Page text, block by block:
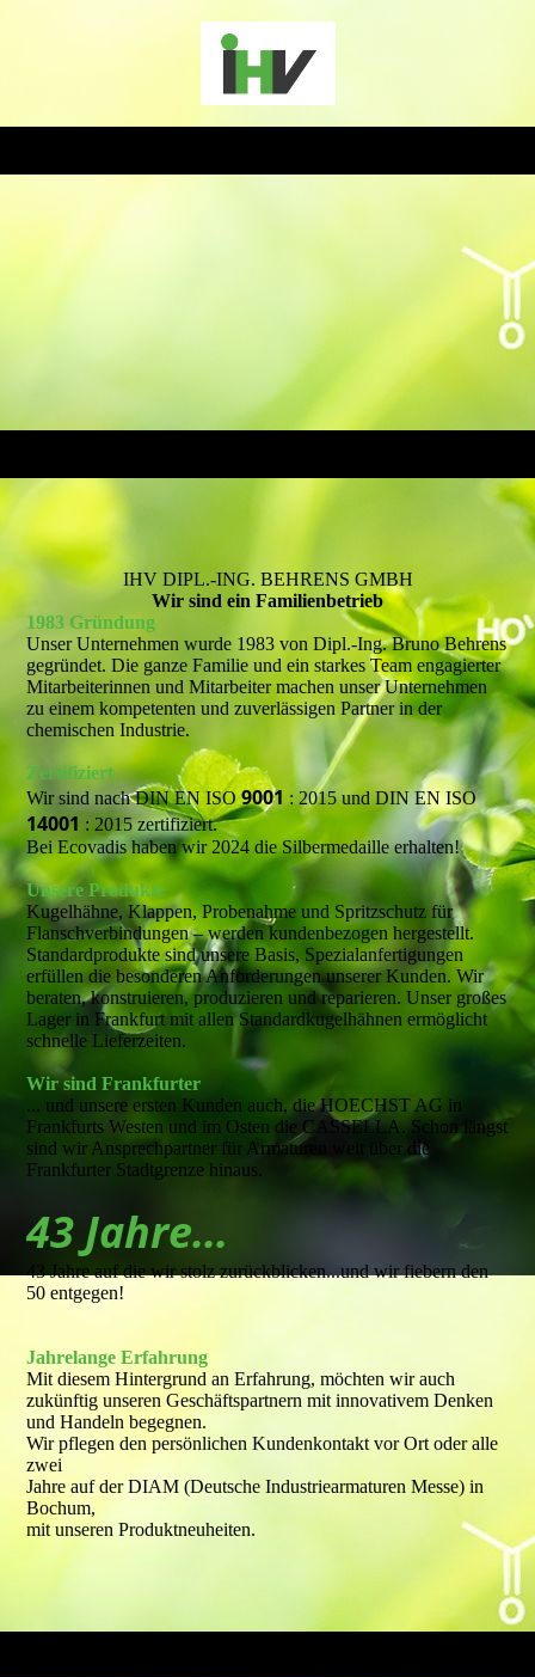
IHV DIPL.-ING. BEHRENS GMBH
Wir sind ein Familienbetrieb
1983 Gründung
Unser Unternehmen wurde 1983 von Dipl.-Ing. Bruno Behrens
gegründet. Die ganze Familie und ein starkes Team engagierter
Mitarbeiterinnen und Mitarbeiter machen unser Unternehmen
zu einem kompetenten und zuverlässigen Partner in der
chemischen Industrie.
Zertifiziert
Wir sind nach DIN EN ISO9001 : 2015 und DIN EN ISO
14001 : 2015 zertifiziert.
Bei Ecovadis haben wir 2024 die Silbermedaille erhalten!
Unsere Produkte
Kugelhähne, Klappen, Probenahme und Spritzschutz für
Flanschverbindungen – werden kundenbezogen hergestellt.
Standardprodukte sind unsere Basis, Spezialanfertigungen
erfüllen die besonderen Anforderungen unserer Kunden. Wir
beraten, konstruieren, produzieren und reparieren. Unser großes
Lager in Frankfurt mit allen Standardkugelhähnen ermöglicht
schnelle Lieferzeiten.
Wir sind Frankfurter
... und unsere ersten Kunden auch, die HOECHST AG in
Frankfurts Westen und im Osten die CASSELLA. Schon längst
sind wir Ansprechpartner für Armaturen weit über die
Frankfurter Stadtgrenze hinaus.
43 Jahre...
43 Jahre auf die wir stolz zurückblicken...und wir fiebern den
50 entgegen!
Jahrelange Erfahrung
Mit diesem Hintergrund an Erfahrung, möchten wir auch
zukünftig unseren Geschäftspartnern mit innovativem Denken
und Handeln begegnen.
Wir pflegen den persönlichen Kundenkontakt vor Ort oder alle
zwei
Jahre auf der DIAM (Deutsche Industriearmaturen Messe) in
Bochum,
mit unseren Produktneuheiten.